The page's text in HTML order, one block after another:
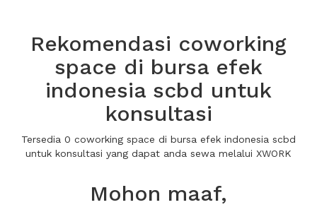
Rekomendasi coworking
space di bursa efek
indonesia scbd untuk
konsultasi
Tersedia 0 coworking space di bursa efek indonesia scbd
untuk konsultasi yang dapat anda sewa melalui XWORK
Mohon maaf,